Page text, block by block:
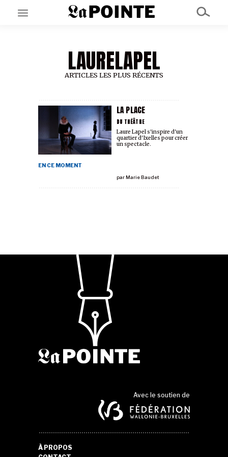
EN CE MOMENT
GRAND ANGLE
AU LARGE
À PROPOS
NOS PARTENAIRES
LAURELAPEL
ARTICLES LES PLUS RÉCENTS
LA PLACE
DU THÉÂTRE
EN CE MOMENT
parMarie Baudet
Laure Lapel s'inspire d'un
quartier d'Ixelles pour créer
un spectacle.
Avec le soutien de
À PROPOS